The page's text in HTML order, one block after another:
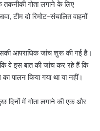
गोता लगाने के लिए
टीम दो रिमोट-संचालित वाहनों
आपराधिक जांच शुरू की गई है।
वे इस बात की जांच कर रहे हैं कि
पालन किया गया था या नहीं।
दिनों में गोता लगाने की एक और